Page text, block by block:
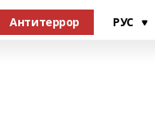
Антитеррор